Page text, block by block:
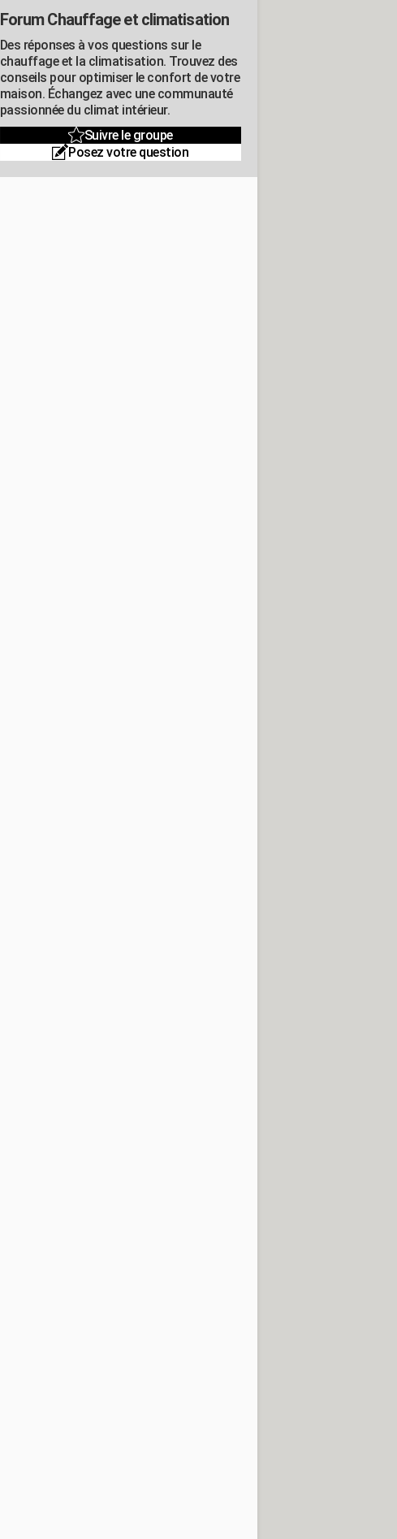
Forum Chauffage et climatisation
Des réponses à vos questions sur le
chauffage et la climatisation. Trouvez des
conseils pour optimiser le confort de votre
maison. Échangez avec une communauté
passionnée du climat intérieur.
Suivre le groupe
Posez votre question